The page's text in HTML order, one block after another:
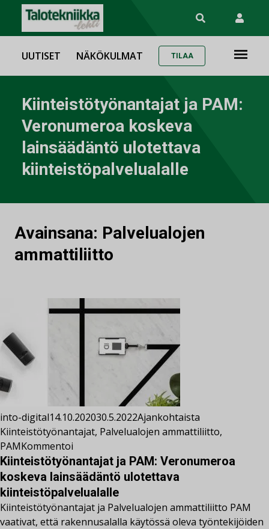
UUTISET NÄKÖKULMAT TILAA
Kiinteistötyönantajat ja PAM:
Veronumeroa koskeva
lainsäädäntö ulotettava
kiinteistöpalvelualalle
Avainsana: Palvelualojen
ammattiliitto
into-digital14.10.202030.5.2022Ajankohtaista
Kiinteistötyönantajat, Palvelualojen ammattiliitto,
PAMKommentoi
Kiinteistötyönantajat ja PAM: Veronumeroa
koskeva lainsäädäntö ulotettava
kiinteistöpalvelualalle
Kiinteistötyönantajat ja Palvelualojen ammattiliitto PAM
vaativat, että rakennusalalla käytössä oleva työntekijöiden